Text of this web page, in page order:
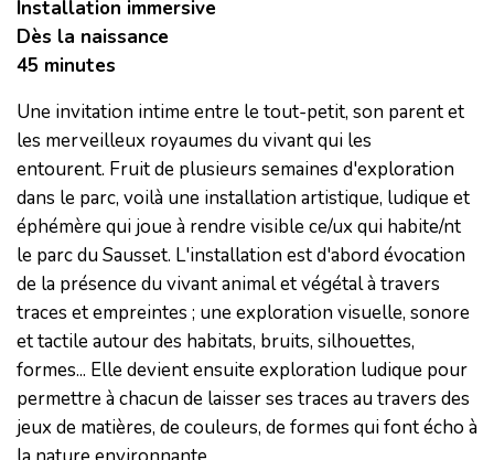
Installation immersive
Dès la naissance
45 minutes
Une invitation intime entre le tout-petit, son parent et
les merveilleux royaumes du vivant qui les
entourent. Fruit de plusieurs semaines d'exploration
dans le parc, voilà une installation artistique, ludique et
éphémère qui joue à rendre visible ce/ux qui habite/nt
le parc du Sausset. L'installation est d'abord évocation
de la présence du vivant animal et végétal à travers
traces et empreintes ; une exploration visuelle, sonore
et tactile autour des habitats, bruits, silhouettes,
formes... Elle devient ensuite exploration ludique pour
permettre à chacun de laisser ses traces au travers des
jeux de matières, de couleurs, de formes qui font écho à